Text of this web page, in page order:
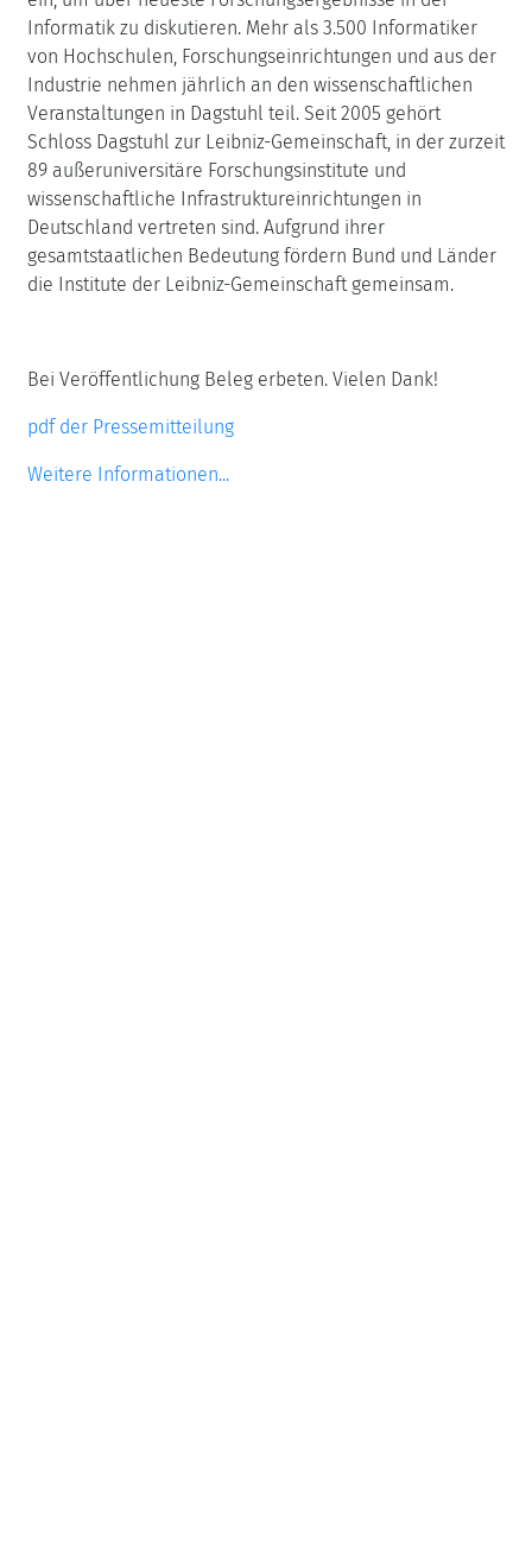
Informatik zu diskutieren. Mehr als 3.500 Informatiker
von Hochschulen, Forschungseinrichtungen und aus der
Industrie nehmen jährlich an den wissenschaftlichen
Veranstaltungen in Dagstuhl teil. Seit 2005 gehört
Schloss Dagstuhl zur Leibniz-Gemeinschaft, in der zurzeit
89 außeruniversitäre Forschungsinstitute und
wissenschaftliche Infrastruktureinrichtungen in
Deutschland vertreten sind. Aufgrund ihrer
gesamtstaatlichen Bedeutung fördern Bund und Länder
die Institute der Leibniz-Gemeinschaft gemeinsam.
Bei Veröffentlichung Beleg erbeten. Vielen Dank!
pdf der Pressemitteilung
Weitere Informationen...